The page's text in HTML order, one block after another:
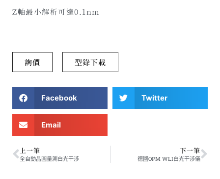
Z軸最小解析可達0.1nm
詢價 型錄下載
Facebook Twitter
Email
上一筆
全自動晶圓量測白光干涉
下一筆
德國OPM WLI白光干涉儀